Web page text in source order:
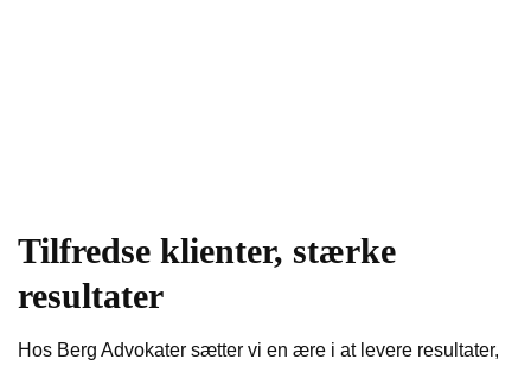
Tilfredse klienter, stærke
resultater
Hos Berg Advokater sætter vi en ære i at levere resultater,